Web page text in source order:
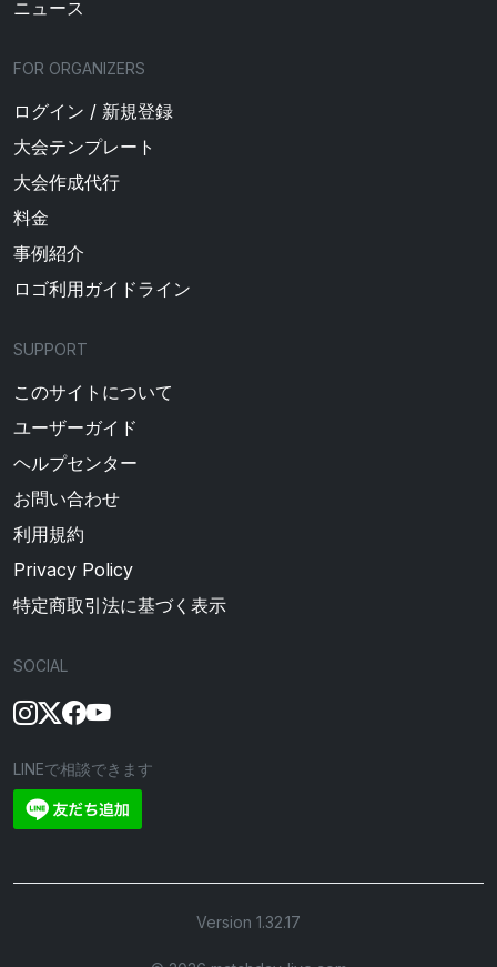
ニュース
FOR ORGANIZERS
ログイン / 新規登録
大会テンプレート
大会作成代行
料金
事例紹介
ロゴ利用ガイドライン
SUPPORT
このサイトについて
ユーザーガイド
ヘルプセンター
お問い合わせ
利用規約
Privacy Policy
特定商取引法に基づく表示
SOCIAL
LINEで相談できます
Version 1.32.17